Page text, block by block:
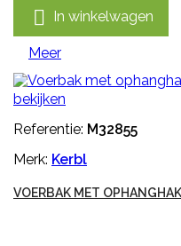
 In winkelwagen
Meer
bekijken
Referentie: M32855
Merk: Kerbl
VOERBAK MET